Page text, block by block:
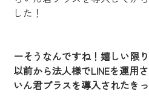
した！
ーそうなんですね！嬉しい限り
以前から法人様でLINEを運用
いん君プラスを導入されたき